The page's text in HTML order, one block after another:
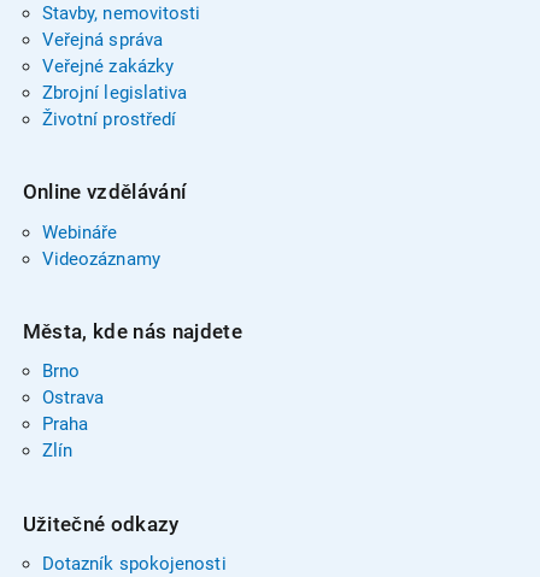
Stavby, nemovitosti
Veřejná správa
Veřejné zakázky
Zbrojní legislativa
Životní prostředí
Online vzdělávání
Webináře
Videozáznamy
Města, kde nás najdete
Brno
Ostrava
Praha
Zlín
Užitečné odkazy
Dotazník spokojenosti